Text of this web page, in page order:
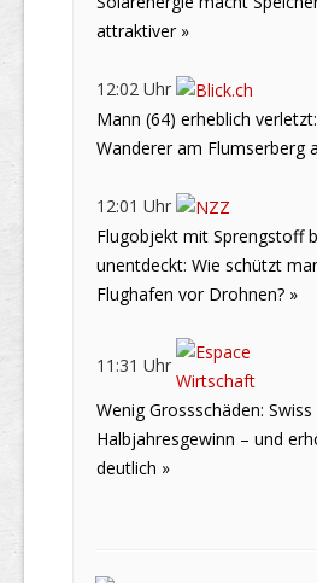
attraktiver »
12:02 Uhr
Mann (64) erheblich
Wanderer am Flumserberg
12:01 Uhr
Flugobjekt mit Sprengstoff
unentdeckt: Wie schützt
Flughafen vor Drohnen? »
11:31 Uhr
Wenig Grossschäden:
Halbjahresgewinn – und
deutlich »